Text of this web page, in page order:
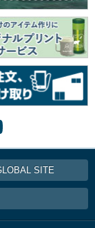
SITE